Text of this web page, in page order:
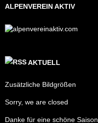
ALPENVEREIN AKTIV
AKTUELL
Zusätzliche Bildgrößen
Sorry, we are closed
Danke für eine schöne Saison